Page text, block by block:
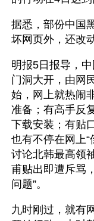
据悉，部份中国
坏网页外，还改
明报5日报导，
门洞大开，由网
始，网上就热闹
准备；有高手反
下载安装；有贴
也有不停在网上
讨论北韩最高领
甫贴出即遭斥骂
问题”。
九时刚过，就有